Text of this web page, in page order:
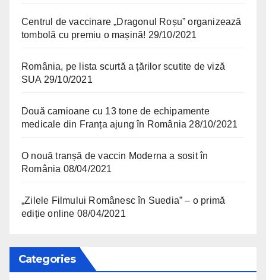
Centrul de vaccinare „Dragonul Roșu” organizează
tombolă cu premiu o mașină! 29/10/2021
România, pe lista scurtă a țărilor scutite de viză
SUA 29/10/2021
Două camioane cu 13 tone de echipamente
medicale din Franța ajung în România 28/10/2021
O nouă tranșă de vaccin Moderna a sosit în
România 08/04/2021
„Zilele Filmului Românesc în Suedia” – o primă
ediție online 08/04/2021
Categories